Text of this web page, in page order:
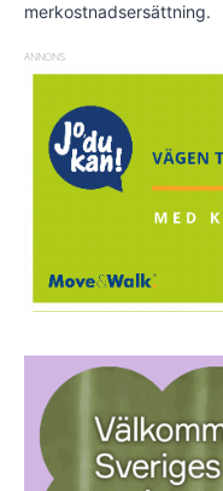
merkostnadsersättning.
ANNONS